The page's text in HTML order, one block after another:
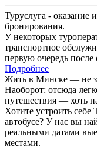
Туруслуга - оказание
бронирования.
У некоторых
транспортное
первую очередь
Подробнее
Жить в Минске — не
Наоборот: отсюда
путешествия — хоть
Хотите устроить
автобусе? У нас вы
реальными датами
местами.